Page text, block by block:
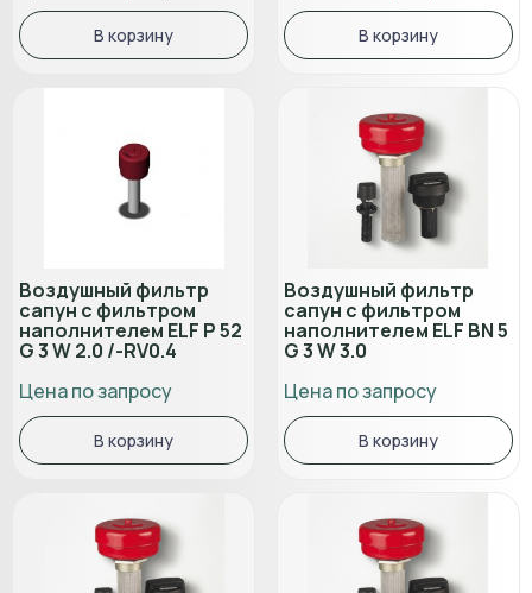
В корзину В корзину
Воздушный фильтр
сапун с фильтром
наполнителем ELF P 52
G 3 W 2.0 /-RV0.4
Цена по запросу
В корзину
Воздушный фильтр
сапун с фильтром
наполнителем ELF BN 5
G 3 W 3.0
Цена по запросу
В корзину